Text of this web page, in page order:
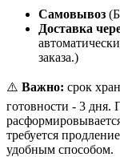
Самовывоз
Доставка
заказа.)
⚠️ Важно: срок
готовности - 3 дня.
требуется
удобным способом.